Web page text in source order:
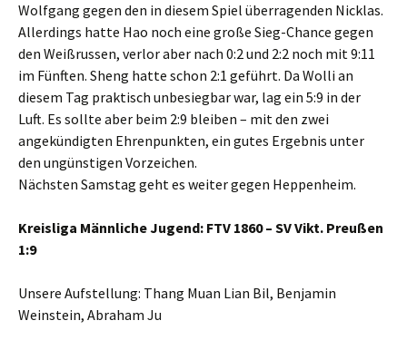
Wolfgang gegen den in diesem Spiel überragenden Nicklas.
Allerdings hatte Hao noch eine große Sieg-Chance gegen
den Weißrussen, verlor aber nach 0:2 und 2:2 noch mit 9:11
im Fünften. Sheng hatte schon 2:1 geführt. Da Wolli an
diesem Tag praktisch unbesiegbar war, lag ein 5:9 in der
Luft. Es sollte aber beim 2:9 bleiben – mit den zwei
angekündigten Ehrenpunkten, ein gutes Ergebnis unter
den ungünstigen Vorzeichen.
Nächsten Samstag geht es weiter gegen Heppenheim.
Kreisliga Männliche Jugend: FTV 1860 – SV Vikt. Preußen
1:9
Unsere Aufstellung: Thang Muan Lian Bil, Benjamin
Weinstein, Abraham Ju